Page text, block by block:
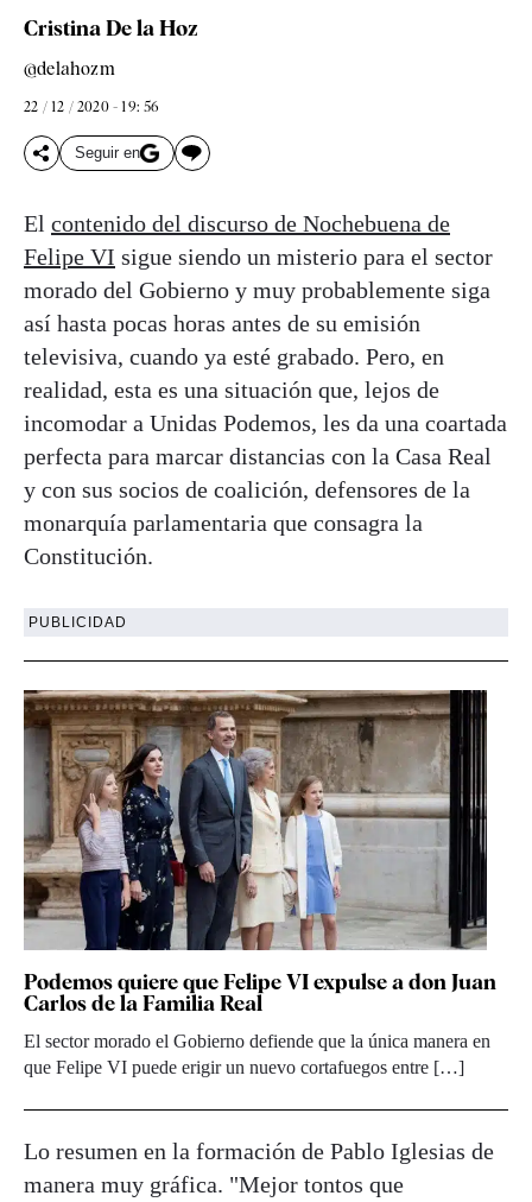
Cristina De la Hoz
@delahozm
22 / 12 / 2020 - 19: 56
Seguir en
El contenido del discurso de Nochebuena de
Felipe VI sigue siendo un misterio para el sector
morado del Gobierno y muy probablemente siga
así hasta pocas horas antes de su emisión
televisiva, cuando ya esté grabado. Pero, en
realidad, esta es una situación que, lejos de
incomodar a Unidas Podemos, les da una coartada
perfecta para marcar distancias con la Casa Real
y con sus socios de coalición, defensores de la
monarquía parlamentaria que consagra la
Constitución.
PUBLICIDAD
Podemos quiere que Felipe VI expulse a don Juan
Carlos de la Familia Real
El sector morado el Gobierno defiende que la única manera en
que Felipe VI puede erigir un nuevo cortafuegos entre […]
Lo resumen en la formación de Pablo Iglesias de
manera muy gráfica. "Mejor tontos que